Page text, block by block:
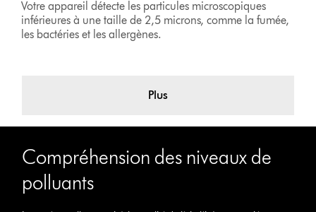
Votre appareil détecte les particules microscopiques
inférieures à une taille de 2,5 microns, comme la fumée,
les bactéries et les allergènes.
Plus
Compréhension des niveaux de
polluants